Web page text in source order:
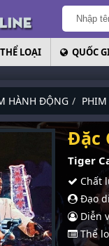
THỂ LOẠI QUỐC
HÀNH ĐỘNG
Đặc
Tiger
Chất
Đạo
Diễn
Thể